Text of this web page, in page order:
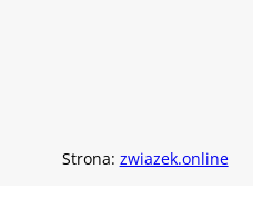
Strona: zwiazek.online